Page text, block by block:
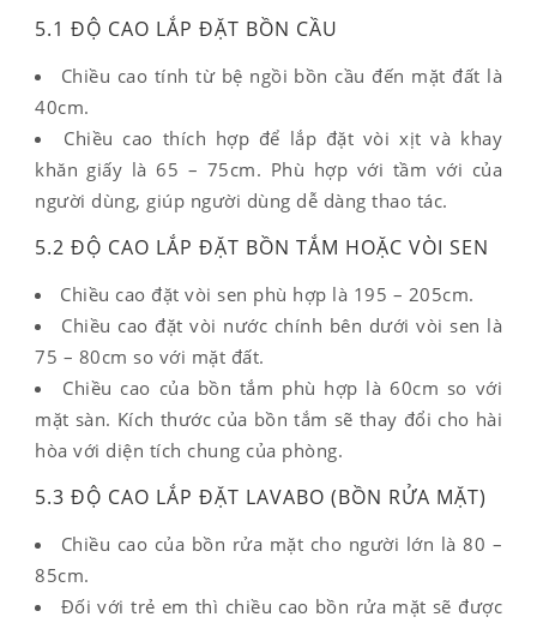
5.1 ĐỘ CAO LẮP ĐẶT BỒN CẦU
Chiều cao tính từ bệ ngồi bồn cầu đến mặt đất là
40cm.
Chiều cao thích hợp để lắp đặt vòi xịt và khay
khăn giấy là 65 – 75cm. Phù hợp với tầm với của
người dùng, giúp người dùng dễ dàng thao tác.
5.2 ĐỘ CAO LẮP ĐẶT BỒN TẮM HOẶC VÒI SEN
Chiều cao đặt vòi sen phù hợp là 195 – 205cm.
Chiều cao đặt vòi nước chính bên dưới vòi sen là
75 – 80cm so với mặt đất.
Chiều cao của bồn tắm phù hợp là 60cm so với
mặt sàn. Kích thước của bồn tắm sẽ thay đổi cho hài
hòa với diện tích chung của phòng.
5.3 ĐỘ CAO LẮP ĐẶT LAVABO (BỒN RỬA MẶT)
Chiều cao của bồn rửa mặt cho người lớn là 80 –
85cm.
Đối với trẻ em thì chiều cao bồn rửa mặt sẽ được